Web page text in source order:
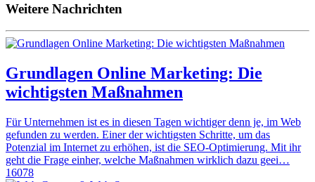
Weitere Nachrichten
Grundlagen Online Marketing: Die
wichtigsten Maßnahmen
Für Unternehmen ist es in diesen Tagen wichtiger denn je, im Web
gefunden zu werden. Einer der wichtigsten Schritte, um das
Potenzial im Internet zu erhöhen, ist die SEO-Optimierung. Mit ihr
geht die Frage einher, welche Maßnahmen wirklich dazu geei…
16078